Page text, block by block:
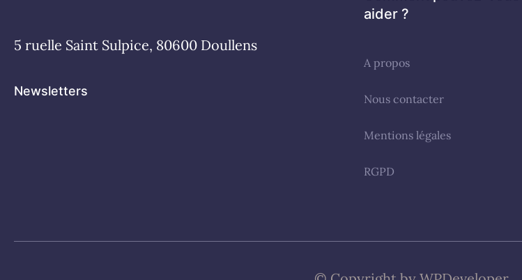
5 ruelle Saint Sulpice, 80600 Doullens
Newsletters
aider ?
A propos
Nous contacter
Mentions légales
RGPD